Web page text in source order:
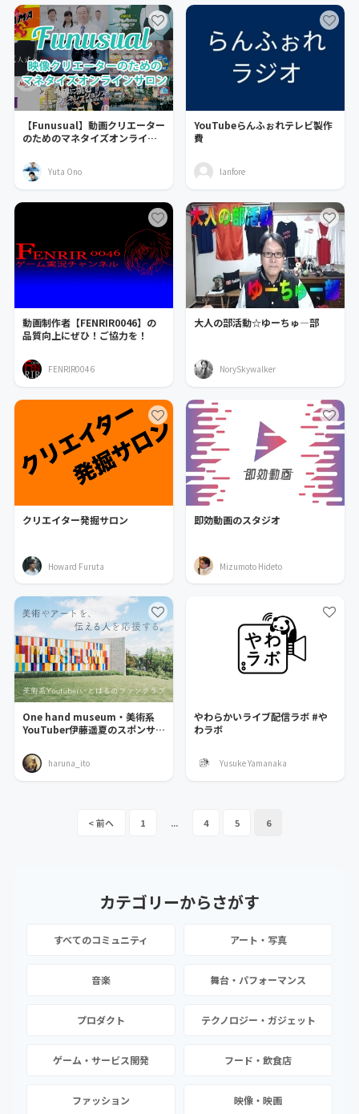
【Funusual】動画クリエーター
のためのマネタイズオンライン
Yuta Ono
YouTubeらんふぉれテレビ製作
費
lanfore
動画制作者【FENRIR0046】の
品質向上にぜひ！ご協力を！
FENRIR0046
大人の部活動☆ゆーちゅ―部
NorySkywalker
クリエイター発掘サロン
Howard Furuta
即効動画のスタジオ
Mizumoto Hideto
One hand museum・美術系
YouTuber伊藤遥夏のスポンサー
haruna_ito
やわらかいライブ配信ラボ #や
わラボ
Yusuke Yamanaka
1 ... 4 5 6
カテゴリーからさがす
すべてのコミュニティ アート・写真
音楽 舞台・パフォーマンス
プロダクト テクノロジー・ガジェット
ゲーム・サービス開発 フード・飲食店
ファッション 映像・映画